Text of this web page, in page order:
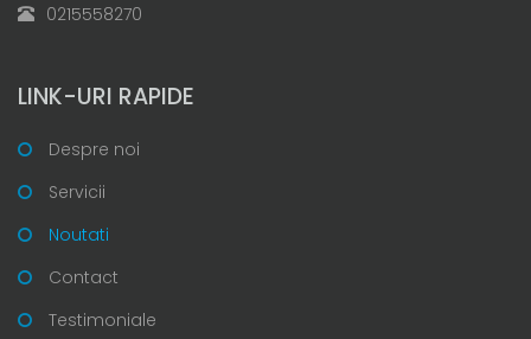
0215558270
LINK-URI RAPIDE
Despre noi
Servicii
Noutati
Contact
Testimoniale